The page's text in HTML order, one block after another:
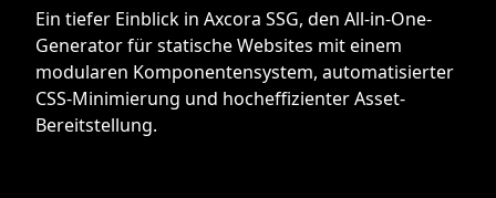
Ein tiefer Einblick in Axcora SSG, den All-in-One-
Generator für statische Websites mit einem
modularen Komponentensystem, automatisierter
CSS-Minimierung und hocheffizienter Asset-
Bereitstellung.